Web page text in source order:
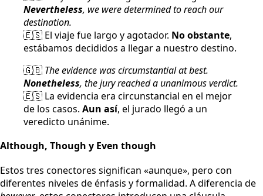
Nevertheless, we were determined to reach our
destination.
🇪🇸 El viaje fue largo y agotador. No obstante,
estábamos decididos a llegar a nuestro destino.
🇬🇧 The evidence was circumstantial at best.
Nonetheless, the jury reached a unanimous verdict.
🇪🇸 La evidencia era circunstancial en el mejor
de los casos. Aun así, el jurado llegó a un
veredicto unánime.
Although, Though y Even though
Estos tres conectores significan «aunque», pero con
diferentes niveles de énfasis y formalidad. A diferencia de